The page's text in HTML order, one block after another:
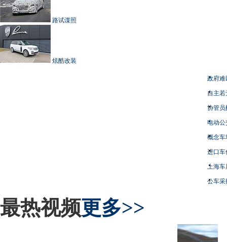
路试谍照
炫酷改装
政府难
自主
协管员
电动
概念车
进口车
上海
公车采
最热视频更多>>